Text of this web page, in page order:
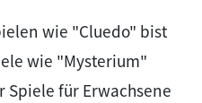
wie "Cluedo" bist
wie "Mysterium"
Spiele für Erwachsene